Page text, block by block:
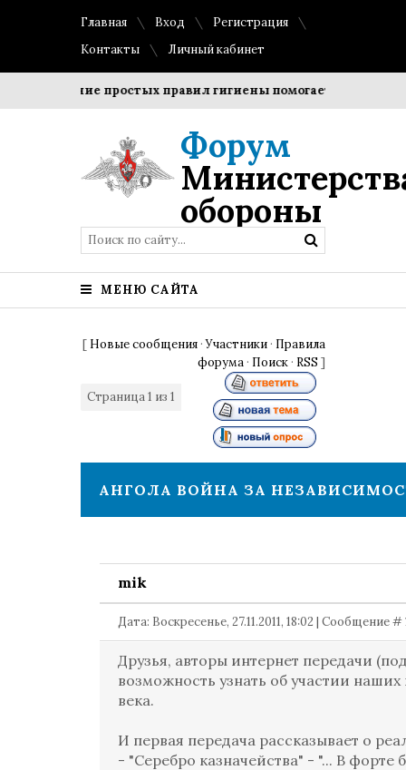
Главная Вход
Регистрация
Контакты
Личный кабинет
простых правил гигиены помогает сохранить
Форум
обороны
МЕНЮ САЙТА
[ Новые сообщения ·Участники · Правила
форума · Поиск · RSS ]
Страница1 из 1
АНГОЛА ВОЙНА ЗА
mik
Дата: Воскресенье, 27.11.2011, 18:02 | Сообщение #
Друзья, авторы интернет передачи
возможность узнать об участии
века.
И первая передача рассказывает о
- "Серебро казначейства" - "... В